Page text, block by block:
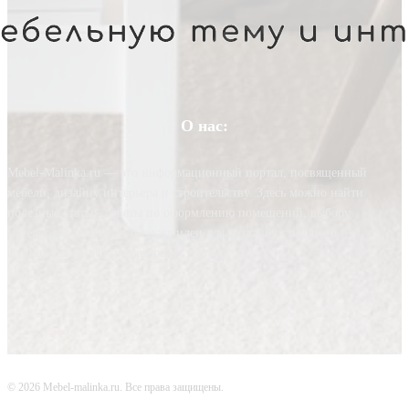
О нас:
Mebel-Malinka.ru — это информационный портал, посвященный
© 2026 Mebel-malinka.ru. Все права защищены.